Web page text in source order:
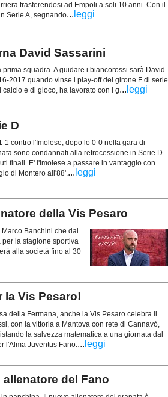
trasferendosi ad Empoli a soli 10 anni. Con il
Serie A, segnando... leggi
David Sassarini
squadra. A guidare i biancorossi sarà David
2017 quando vinse i play-off del girone F di serie
e di gioco, ha lavorato con i g... leggi
D
1 contro l'Imolese, dopo lo 0-0 nella gara di
sono condannati alla retrocessione in Serie D
finali. E' l'Imolese a passare in vantaggio con
di Montero all'88'.... leggi
della Vis Pesaro
Banchini che dal
la stagione sportiva
alla società fino al 30
la Vis Pesaro!
della Fermana, anche la Vis Pesaro celebra il
con la vittoria a Mantova con rete di Cannavò,
la salvezza matematica a una giornata dal
l'Alma Juventus Fano. ... leggi
del Fano